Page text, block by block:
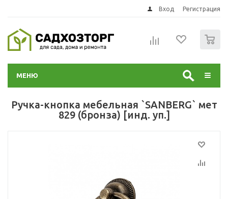
Вход Регистрация
МЕНЮ
Ручка-кнопка мебельная `SANBERG` мет
829 (бронза) [инд. уп.]